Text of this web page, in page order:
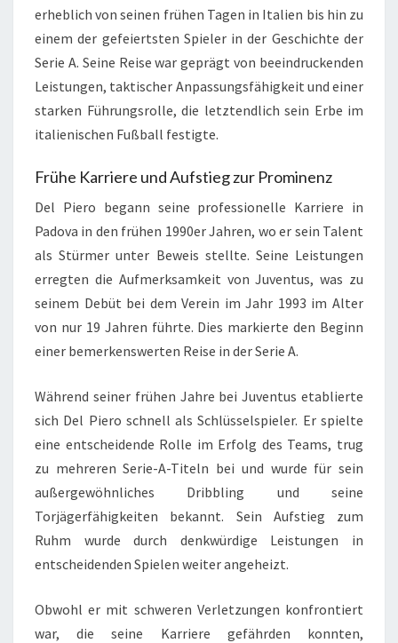
erheblich von seinen frühen Tagen in Italien bis hin zu
einem der gefeiertsten Spieler in der Geschichte der
Serie A. Seine Reise war geprägt von beeindruckenden
Leistungen, taktischer Anpassungsfähigkeit und einer
starken Führungsrolle, die letztendlich sein Erbe im
italienischen Fußball festigte.
Frühe Karriere und Aufstieg zur Prominenz
Del Piero begann seine professionelle Karriere in
Padova in den frühen 1990er Jahren, wo er sein Talent
als Stürmer unter Beweis stellte. Seine Leistungen
erregten die Aufmerksamkeit von Juventus, was zu
seinem Debüt bei dem Verein im Jahr 1993 im Alter
von nur 19 Jahren führte. Dies markierte den Beginn
einer bemerkenswerten Reise in der Serie A.
Während seiner frühen Jahre bei Juventus etablierte
sich Del Piero schnell als Schlüsselspieler. Er spielte
eine entscheidende Rolle im Erfolg des Teams, trug
zu mehreren Serie-A-Titeln bei und wurde für sein
außergewöhnliches Dribbling und seine
Torjägerfähigkeiten bekannt. Sein Aufstieg zum
Ruhm wurde durch denkwürdige Leistungen in
entscheidenden Spielen weiter angeheizt.
Obwohl er mit schweren Verletzungen konfrontiert
war, die seine Karriere gefährden konnten,